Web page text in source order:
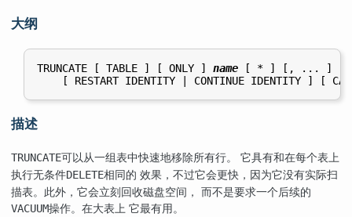
大纲
TRUNCATE [ TABLE ] [ ONLY ] name [ * ] [, ... ]
描述
TRUNCATE可以从一组表中快速地移除所有行。 它具有和在每个表上
执行无条件DELETE相同的 效果，不过它会更快，因为它没有实际扫
描表。此外，它会立刻回收磁盘空间， 而不是要求一个后续的
VACUUM操作。在大表上 它最有用。